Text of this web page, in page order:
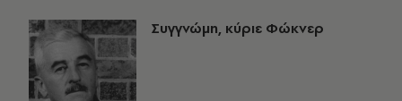
Συγγνώμη, κύριε Φώκνερ